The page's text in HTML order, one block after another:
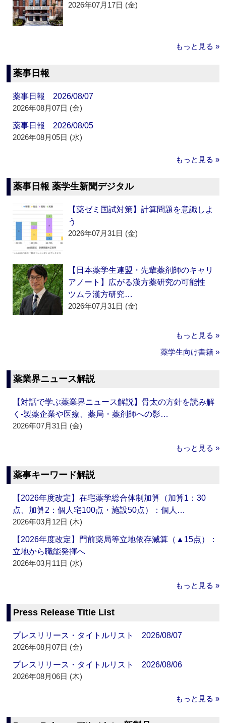
2026年07月17日 (金)
もっと見る »
薬事日報
薬事日報 2026/08/07
2026年08月07日 (金)
薬事日報 2026/08/05
2026年08月05日 (水)
もっと見る »
薬事日報 薬学生新聞デジタル
【薬ゼミ国試対策】計算問題を意識しよ
う
2026年07月31日 (金)
【日本薬学生連盟・先輩薬剤師のキャリ
アノート】広がる漢方薬研究の可能性
ツムラ漢方研究…
2026年07月31日 (金)
もっと見る »
薬学生向け書籍 »
薬業界ニュース解説
【対話で学ぶ薬業界ニュース解説】骨太の方針を読み解
く‐製薬企業や医療、薬局・薬剤師への影…
2026年07月31日 (金)
もっと見る »
薬事キーワード解説
【2026年度改定】在宅薬学総合体制加算（加算1：30
点、加算2：個人宅100点・施設50点）：個人…
2026年03月12日 (木)
【2026年度改定】門前薬局等立地依存減算（▲15点）：
立地から職能発揮へ
2026年03月11日 (水)
もっと見る »
Press Release Title List
プレスリリース・タイトルリスト 2026/08/07
2026年08月07日 (金)
プレスリリース・タイトルリスト 2026/08/06
2026年08月06日 (木)
もっと見る »